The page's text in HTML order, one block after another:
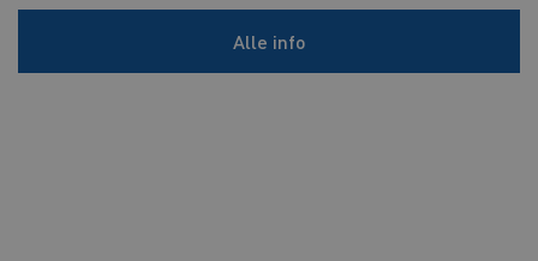
Alle info